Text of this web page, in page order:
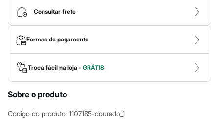
Macacões
Saias
Shorts e Bermudas
Vestidos
Acessórios
Bolsas
Bonés e Chapéus
Bijoux
Cintos
Relógios
Botas
Consultar frete
Formas de pagamento
Troca fácil na loja - GRÁTIS
Sobre o produto
Codigo do produto: 1107185-dourado_1